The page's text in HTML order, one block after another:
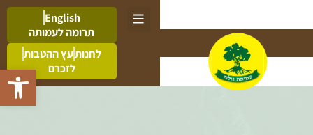
פתח
English
תרומה לעמותה
לחנותעץ ההטבות
לזכרם